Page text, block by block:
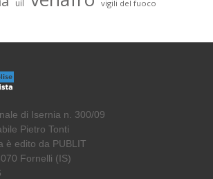
uil vigili del fuoco
di Isernia n. 300/09
Pietro Tonti
è edito da PUBLIT
Fornelli (IS)